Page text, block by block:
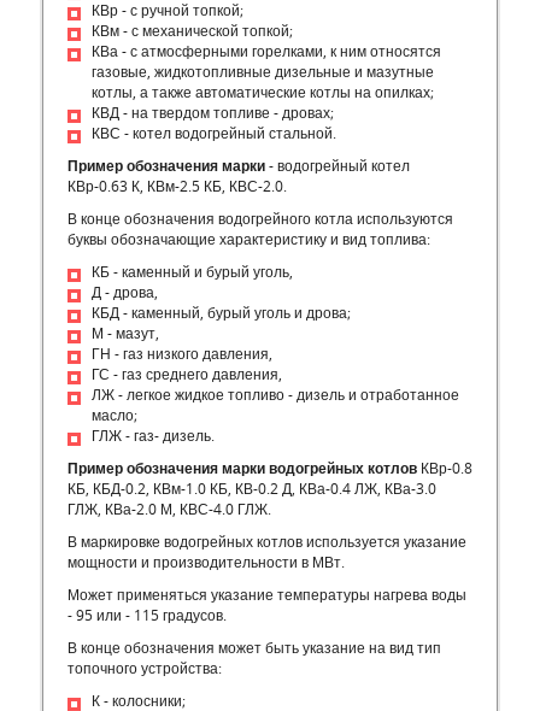
КВр - с ручной топкой;
КВм - с механической топкой;
КВа - с атмосферными горелками, к ним относятся
газовые, жидкотопливные дизельные и мазутные
котлы, а также автоматические котлы на опилках;
КВД - на твердом топливе - дровах;
КВС - котел водогрейный стальной.
Пример обозначения марки - водогрейный котел
КВр-0.63 К, КВм-2.5 КБ, КВС-2.0.
В конце обозначения водогрейного котла используются
буквы обозначающие характеристику и вид топлива:
КБ - каменный и бурый уголь,
Д - дрова,
КБД - каменный, бурый уголь и дрова;
М - мазут,
ГН - газ низкого давления,
ГС - газ среднего давления,
ЛЖ - легкое жидкое топливо - дизель и отработанное
масло;
ГЛЖ - газ- дизель.
Пример обозначения марки водогрейных котлов КВр-0.8
КБ, КБД-0.2, КВм-1.0 КБ, КВ-0.2 Д, КВа-0.4 ЛЖ, КВа-3.0
ГЛЖ, КВа-2.0 М, КВС-4.0 ГЛЖ.
В маркировке водогрейных котлов используется указание
мощности и производительности в МВт.
Может применяться указание температуры нагрева воды
- 95 или - 115 градусов.
В конце обозначения может быть указание на вид тип
топочного устройства:
К - колосники;